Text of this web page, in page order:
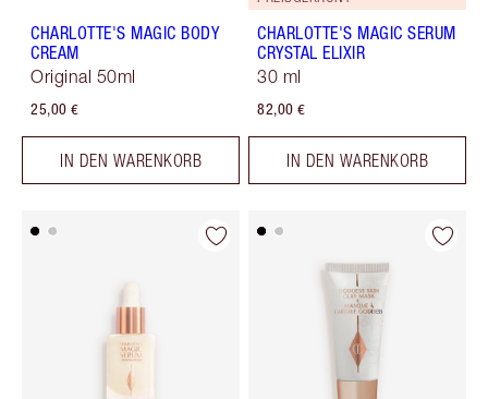
CHARLOTTE'S MAGIC BODY
CREAM
Original 50ml
25,00 €
IN DEN WARENKORB
CHARLOTTE'S MAGIC SERUM
CRYSTAL ELIXIR
30 ml
82,00 €
IN DEN WARENKORB